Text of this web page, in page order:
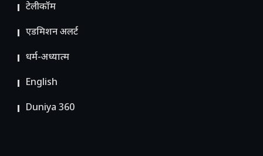
टेलीकॉम
ए​डमिशन अलर्ट
धर्म-अध्यात्म
English
Duniya 360